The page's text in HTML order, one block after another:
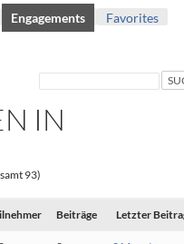
Engagements Favorites
IN
93)
Beiträge Letzter